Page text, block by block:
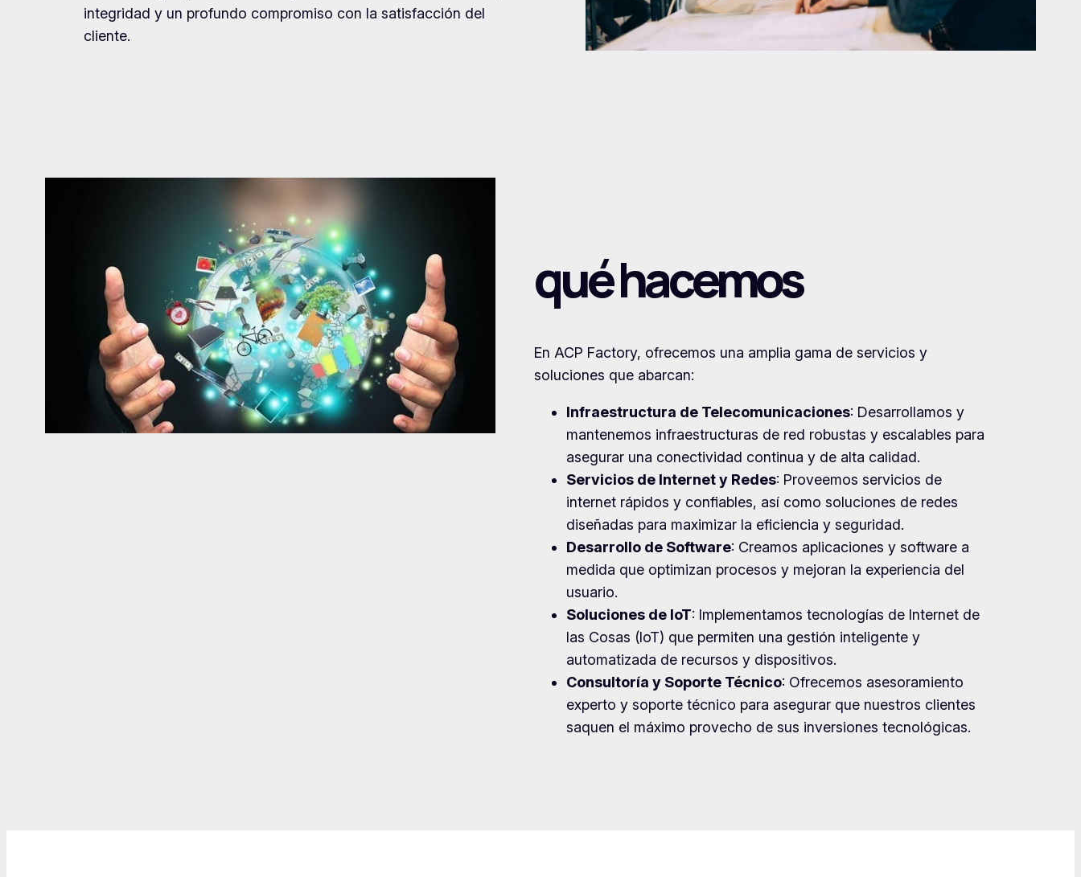
integridad y un profundo compromiso con la satisfacción del
cliente.
qué hacemos
En ACP Factory, ofrecemos una amplia gama de servicios y
soluciones que abarcan:
Infraestructura de Telecomunicaciones: Desarrollamos y
mantenemos infraestructuras de red robustas y escalables para
asegurar una conectividad continua y de alta calidad.
Servicios de Internet y Redes: Proveemos servicios de
internet rápidos y confiables, así como soluciones de redes
diseñadas para maximizar la eficiencia y seguridad.
Desarrollo de Software: Creamos aplicaciones y software a
medida que optimizan procesos y mejoran la experiencia del
usuario.
Soluciones de IoT: Implementamos tecnologías de Internet de
las Cosas (IoT) que permiten una gestión inteligente y
automatizada de recursos y dispositivos.
Consultoría y Soporte Técnico: Ofrecemos asesoramiento
experto y soporte técnico para asegurar que nuestros clientes
saquen el máximo provecho de sus inversiones tecnológicas.